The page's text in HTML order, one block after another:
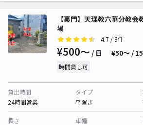
【裏門】天理教六華分教
場
4.7 / 3件
¥500〜 / 日 ¥50〜 /
時間貸し可
貸出時間
24時間営業
タイプ
平置き
長さ
車幅